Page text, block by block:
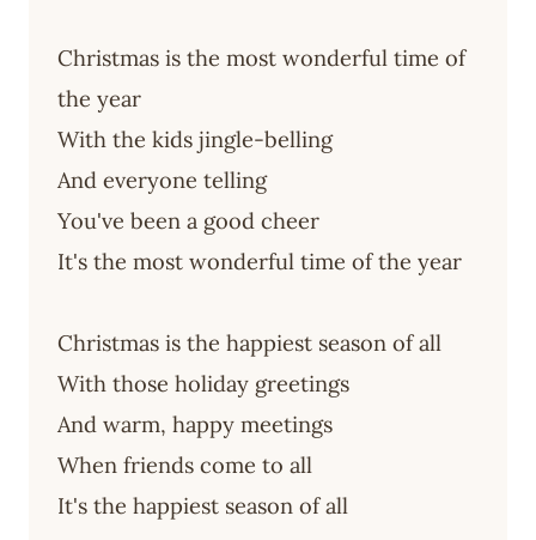
Christmas is the most wonderful time of
the year
With the kids jingle-belling
And everyone telling
You've been a good cheer
It's the most wonderful time of the year
Christmas is the happiest season of all
With those holiday greetings
And warm, happy meetings
When friends come to all
It's the happiest season of all